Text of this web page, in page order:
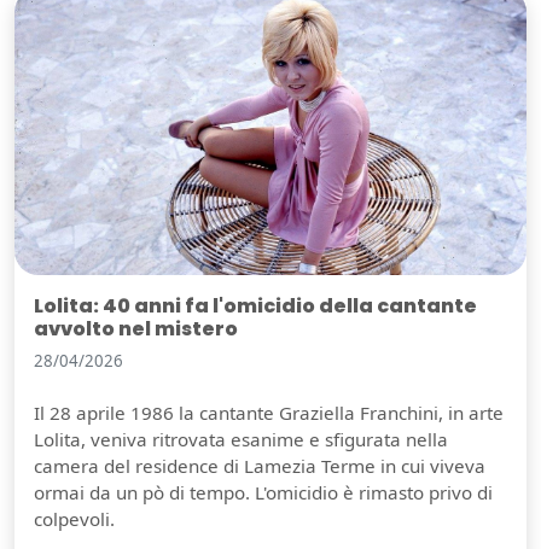
Lolita: 40 anni fa l'omicidio della cantante
avvolto nel mistero
28/04/2026
Il 28 aprile 1986 la cantante Graziella Franchini, in arte
Lolita, veniva ritrovata esanime e sfigurata nella
camera del residence di Lamezia Terme in cui viveva
ormai da un pò di tempo. L'omicidio è rimasto privo di
colpevoli.